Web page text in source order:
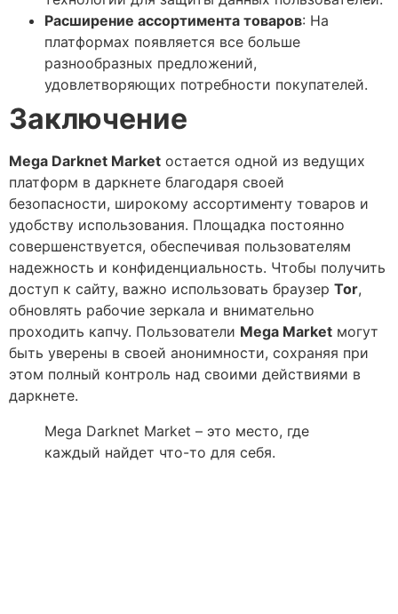
Расширение ассортимента товаров: На
платформах появляется все больше
разнообразных предложений,
удовлетворяющих потребности покупателей.
Заключение
Mega Darknet Market остается одной из ведущих
платформ в даркнете благодаря своей
безопасности, широкому ассортименту товаров и
удобству использования. Площадка постоянно
совершенствуется, обеспечивая пользователям
надежность и конфиденциальность. Чтобы получить
доступ к сайту, важно использовать браузер Tor,
обновлять рабочие зеркала и внимательно
проходить капчу. Пользователи Mega Market могут
быть уверены в своей анонимности, сохраняя при
этом полный контроль над своими действиями в
даркнете.
Mega Darknet Market – это место, где
каждый найдет что-то для себя.